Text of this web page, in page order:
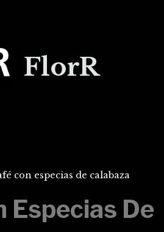
FlorR
con especias de calabaza
Especias De